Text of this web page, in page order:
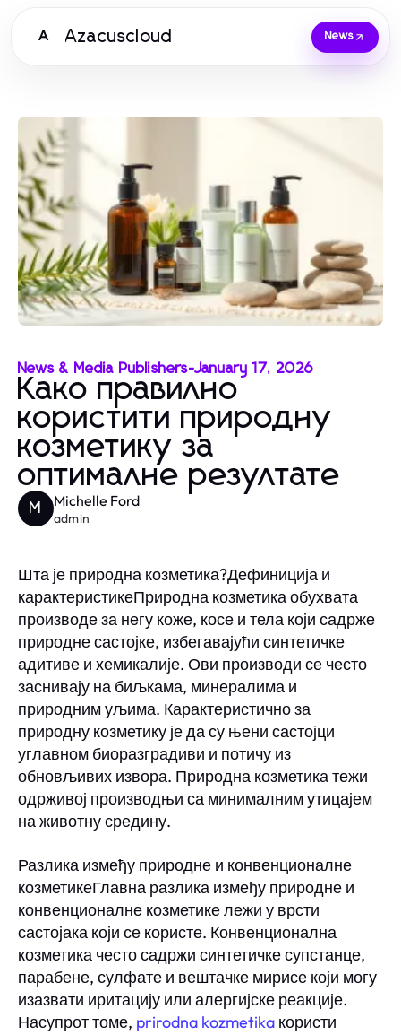
A Azacuscloud News
News & Media Publishers-January 17, 2026
Како правилно
користити природну
козметику за
оптималне резултате
M Michelle Ford
admin
Шта је природна козметика?Дефиниција и
карактеристикеПриродна козметика обухвата
производе за негу коже, косе и тела који садрже
природне састојке, избегавајући синтетичке
адитиве и хемикалије. Ови производи се често
заснивају на биљкама, минералима и
природним уљима. Карактеристично за
природну козметику је да су њени састојци
углавном биоразградиви и потичу из
обновљивих извора. Природна козметика тежи
одрживој производњи са минималним утицајем
на животну средину.
Разлика између природне и конвенционалне
козметикеГлавна разлика између природне и
конвенционалне козметике лежи у врсти
састојака који се користе. Конвенционална
козметика често садржи синтетичке супстанце,
парабене, сулфате и вештачке мирисе који могу
изазвати иритацију или алергијске реакције.
Насупрот томе, prirodna kozmetika користи